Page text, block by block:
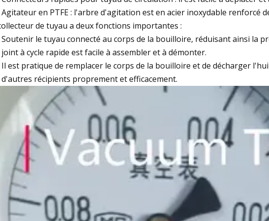
Agitateur en PTFE : l'arbre d'agitation est en acier inoxydable renforcé
de tuyau a deux fonctions importantes :
Soutenir le tuyau connecté au corps de la bouilloire, réduisant ainsi la
joint à cycle rapide est facile à assembler et à démonter.
Il est pratique de remplacer le corps de la bouilloire et de décharger
d'autres récipients proprement et efficacement.